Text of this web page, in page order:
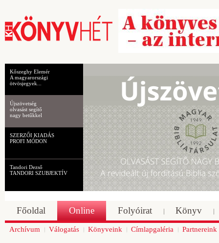
Kőszeghy Elemér
A magyarországi
ötvösjegyek...
Újszövetség
olvasást segítő
nagy betűkkel
SZERZŐI KIADÁS
PROFI MÓDON
Tandori Dezső
TANDORI SZUBJEKTÍV
Főoldal Online Folyóirat Könyv
Archívum Válogatás Könyveink Címlapgaléria Partnereink